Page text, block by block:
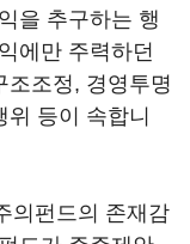
을 추구하는 행
에만 주력하던
조조정, 경영투명
등이 속합니
의펀드의 존재감